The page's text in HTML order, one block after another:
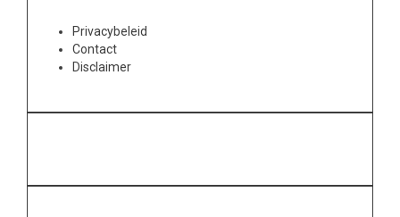
Privacybeleid
Contact
Disclaimer